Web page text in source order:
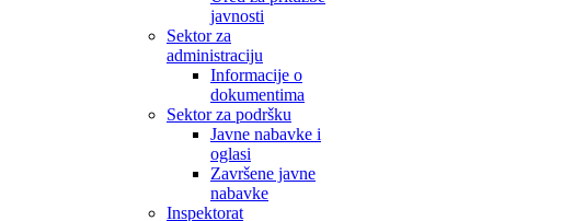
javnosti
Sektor za
administraciju
Informacije o
dokumentima
Sektor za podršku
Javne nabavke i
oglasi
Završene javne
nabavke
Inspektorat